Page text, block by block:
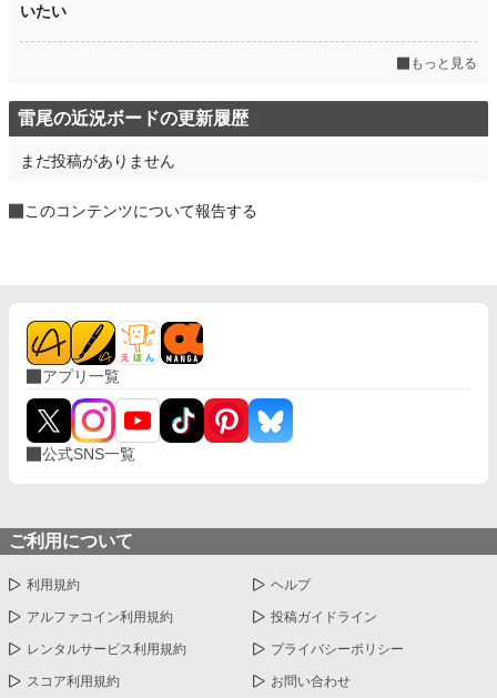
いたい
もっと見る
雷尾の近況ボードの更新履歴
まだ投稿がありません
このコンテンツについて報告する
アプリ一覧
公式SNS一覧
ご利用について
利用規約 ヘルプ
アルファコイン利用規約 投稿ガイドライン
レンタルサービス利用規約 プライバシーポリシー
スコア利用規約 お問い合わせ